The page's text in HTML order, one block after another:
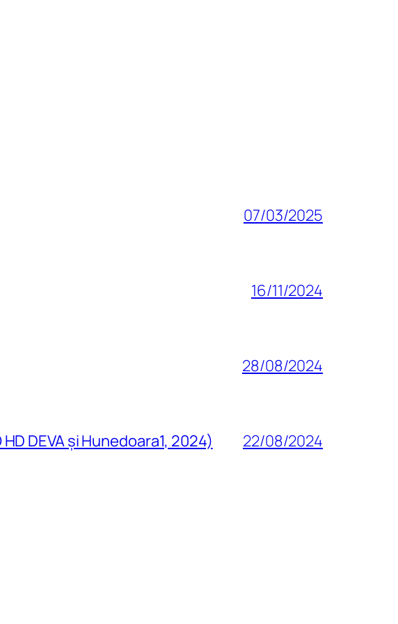
07/03/2025
16/11/2024
28/08/2024
DEVA și Hunedoara1, 2024) 22/08/2024